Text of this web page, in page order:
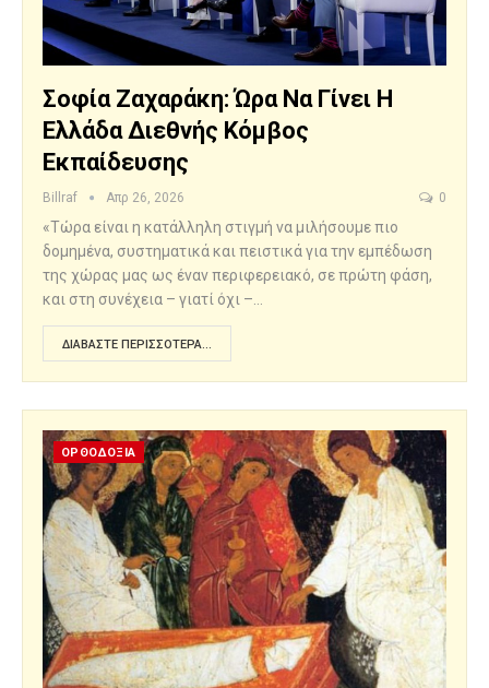
Σοφία Ζαχαράκη: Ώρα Να Γίνει Η
Ελλάδα Διεθνής Κόμβος
Εκπαίδευσης
Billraf Απρ 26, 2026 0
«Τώρα είναι η κατάλληλη στιγμή να μιλήσουμε πιο
δομημένα, συστηματικά και πειστικά για την εμπέδωση
της χώρας μας ως έναν περιφερειακό, σε πρώτη φάση,
και στη συνέχεια – γιατί όχι –…
ΔΙΑΒΆΣΤΕ ΠΕΡΙΣΣΌΤΕΡΑ...
ΟΡΘΟΔΟΞΙΑ